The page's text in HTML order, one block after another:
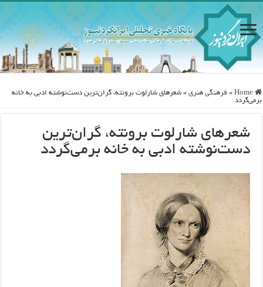
Home
» فرهنگی هنری » شعرهای شارلوت برونته، گران‌ترین دست‌نوشته ادبی به خانه
برمی‌گردد
شعرهای شارلوت برونته، گران‌ترین
دست‌نوشته ادبی به خانه برمی‌گردد